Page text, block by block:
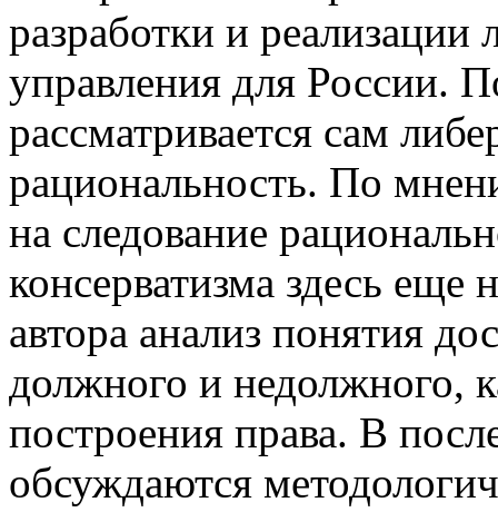
разработки и реализации
управления для России.
рассматривается сам
рациональность. По
на следование
консерватизма здесь еще
автора анализ понятия
должного и недолжного,
построения права. В
обсуждаются